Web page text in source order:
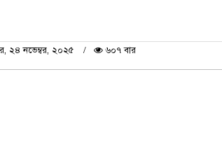
২৪ নভেম্বর, ২০২৫ ৬০৭ বার